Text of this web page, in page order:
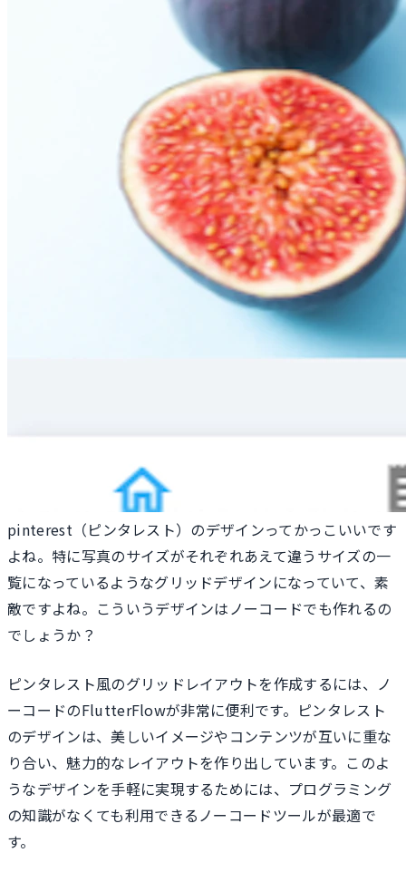
pinterest（ピンタレスト）のデザインってかっこいいです
よね。特に写真のサイズがそれぞれあえて違うサイズの一
覧になっているようなグリッドデザインになっていて、素
敵ですよね。こういうデザインはノーコードでも作れるの
でしょうか？
ピンタレスト風のグリッドレイアウトを作成するには、ノ
ーコードのFlutterFlowが非常に便利です。ピンタレスト
のデザインは、美しいイメージやコンテンツが互いに重な
り合い、魅力的なレイアウトを作り出しています。このよ
うなデザインを手軽に実現するためには、プログラミング
の知識がなくても利用できるノーコードツールが最適で
す。